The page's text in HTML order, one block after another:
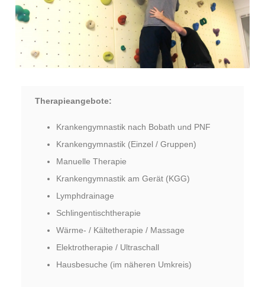
Therapieangebote:
Krankengymnastik nach Bobath und PNF
Krankengymnastik (Einzel / Gruppen)
Manuelle Therapie
Krankengymnastik am Gerät (KGG)
Lymphdrainage
Schlingentischtherapie
Wärme- / Kältetherapie / Massage
Elektrotherapie / Ultraschall
Hausbesuche (im näheren Umkreis)